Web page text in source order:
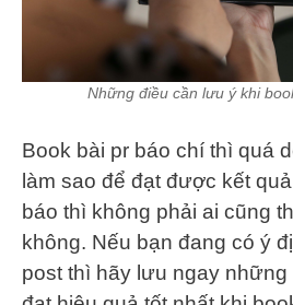
Những điều cần lưu ý khi
Book bài pr báo chí thì quá
làm sao để đạt được kết
báo thì không phải ai cũng
không. Nếu bạn đang có ý
post thì hãy lưu ngay